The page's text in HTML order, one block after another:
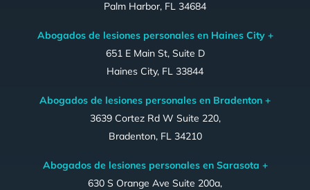
Palm Harbor, FL 34684
Abogados de lesiones personales en Haines City +
651 E Main St, Suite D
Haines City, FL 33844
Abogados de lesiones personales en Bradenton +
3639 Cortez Rd W Suite 220,
Bradenton, FL 34210
Abogados de lesiones personales en Sarasota +
630 S Orange Ave Suite 200a,